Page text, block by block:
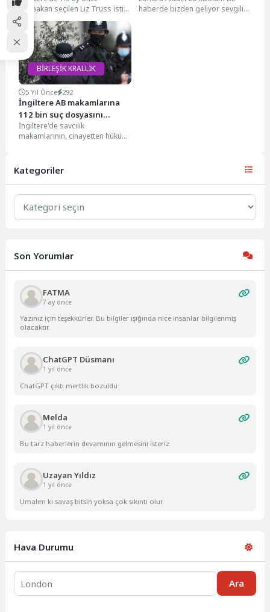
başbakan seçilen Liz Truss istifa
etti. İngiltere'nin 3. kadın
başbakanı olan...
haberde bizden geliyor sevgili
BİRLEŞİK KRALLIK
5 Yıl Önce 292
İngiltere AB makamlarına
112 bin suç dosyasını
bildirmedi
İngiltere'de savcılık
makamlarının, cinayetten hüküm
112...
Kategoriler
Kategoriler
Son Yorumlar
FATMA
7 ay önce
Yazınız için teşekkürler. Bu bilgiler ışığında nice insanlar bilgilenmiş
olacaktır.
ChatGPT Düsmanı
1 yıl önce
ChatGPT çıktı mertlik bozuldu
Melda
1 yıl önce
Bu tarz haberlerin devamının gelmesini isteriz
Uzayan Yıldız
1 yıl önce
Umalım ki savaş bitsin yoksa çok sıkıntı olur
Hava Durumu
Ara